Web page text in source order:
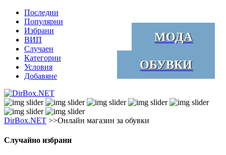
Последни
Популярни
Избрани
ВИП
Случаен
Категории
Условия
Добавяне
МОДА
ОБУВКИ
DirBox.NET >>Онлайн магазин за обувки
Случайно избрани